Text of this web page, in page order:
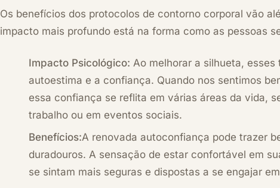
Os benefícios dos protocolos de contorno corporal vão
impacto mais profundo está na forma como as pessoas
Impacto Psicológico: Ao melhorar a silhueta,
autoestima e a confiança. Quando nos sentimos
essa confiança se reflita em várias áreas da vida,
trabalho ou em eventos sociais.
Benefícios:A renovada autoconfiança pode trazer
duradouros. A sensação de estar confortável em
se sintam mais seguras e dispostas a se engajar